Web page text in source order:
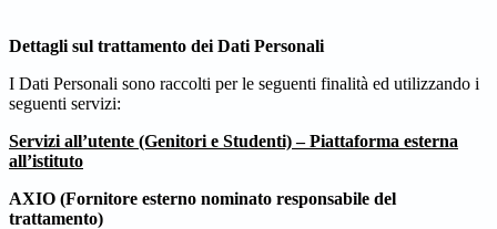
Dettagli sul trattamento dei Dati Personali
I Dati Personali sono raccolti per le seguenti finalità ed utilizzando i
seguenti servizi:
Servizi all’utente (Genitori e Studenti) – Piattaforma esterna
all’istituto
AXIO (Fornitore esterno nominato responsabile del
trattamento)